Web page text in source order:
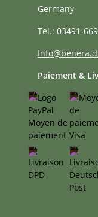
Germany
Tel.: 03491-
Paiement &